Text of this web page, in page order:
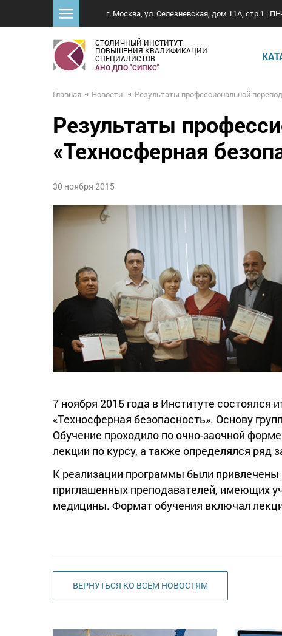
г. Москва, ул. Селезневская, дом 11А, стр.1 |
СТОЛИЧНЫЙ ИНСТИТУТ
ПОВЫШЕНИЯ КВАЛИФИКАЦИИ
СПЕЦИАЛИСТОВ
АНО ДПО "СИПКС"
Главная Новости Результаты профессиональной переподготовки по программе «Техносферная безопасность» в области
Результаты
«Техносферная
30 ноября 2015
7 ноября 2015 года в Институте состоялся
«Техносферная безопасность». Основу
Обучение проходило по очно-заочной
лекции по курсу, а также определялся ряд
К реализации программы были
приглашенных преподавателей, имеющих
медицины. Формат обучения включал
ВЕРНУТЬСЯ КО ВСЕМ НОВОСТЯМ